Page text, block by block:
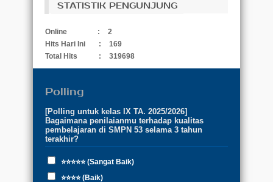
STATISTIK PENGUNJUNG
Online :
2
Hits Hari Ini
:
169
Total Hits
: 319698
Polling
[Polling untuk kelas IX TA. 2025/2026]
Bagaimana penilaianmu terhadap kualitas
pembelajaran di SMPN 53 selama 3 tahun
terakhir?
⭐⭐⭐⭐⭐ (Sangat Baik)
⭐⭐⭐⭐ (Baik)